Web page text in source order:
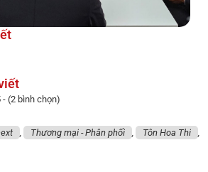
- (2 bình chọn)
Thương mại - Phân phối Tôn Hoa Thi